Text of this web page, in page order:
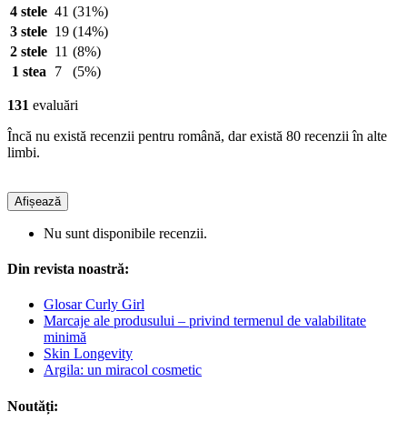
4 stele 41 (31%)
3 stele 19 (14%)
2 stele 11 (8%)
1 stea
7 (5%)
131 evaluări
Încă nu există recenzii pentru română, dar există 80 recenzii în alte
limbi.
Afișează
Nu sunt disponibile recenzii.
Din revista noastră:
Glosar Curly Girl
Marcaje ale produsului – privind termenul de valabilitate
minimă
Skin Longevity
Argila: un miracol cosmetic
Noutăți: